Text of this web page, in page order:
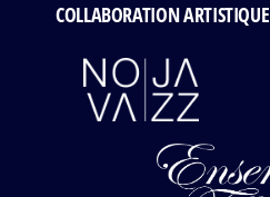
COLLABORATION ARTISTIQUE